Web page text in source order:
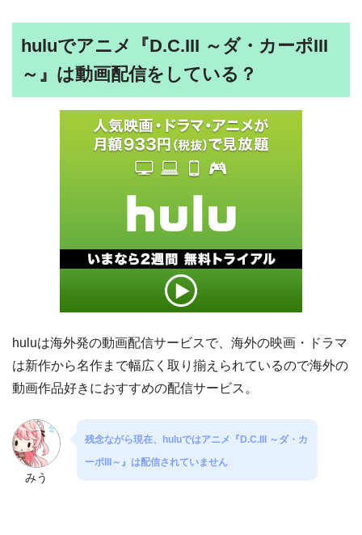
huluでアニメ『D.C.III ～ダ・カーポIII
～』は動画配信をしている？
huluは海外発の動画配信サービスで、海外の映画・ドラマ
は新作から名作まで幅広く取り揃えられているので海外の
動画作品好きにおすすめの配信サービス。
みう
残念ながら現在、huluではアニメ『D.C.III ～ダ・カ
ーポIII～』は配信されていません